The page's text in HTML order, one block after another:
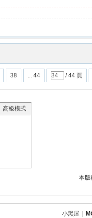
38 ... 44 / 44 頁
高級模式
本版
小黑屋